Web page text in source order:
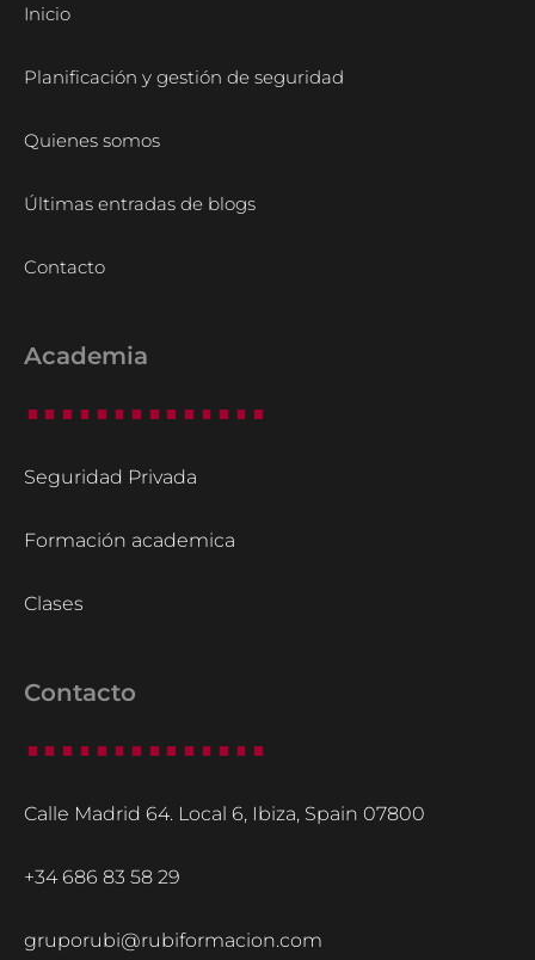
Inicio
Planificación y gestión de seguridad
Quienes somos
Últimas entradas de blogs
Contacto
Academia
Seguridad Privada
Formación academica
Clases
Contacto
Calle Madrid 64. Local 6, Ibiza, Spain 07800
+34 686 83 58 29
gruporubi@rubiformacion.com